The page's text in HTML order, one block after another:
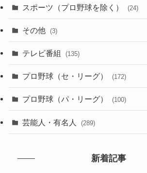
スポーツ（プロ野球を除く） (24)
その他 (3)
テレビ番組 (135)
プロ野球（セ・リーグ） (172)
プロ野球（パ・リーグ） (100)
芸能人・有名人 (289)
新着記事